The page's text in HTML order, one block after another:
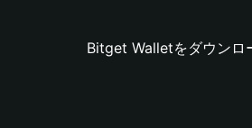
Bitget Walletをダウンロ